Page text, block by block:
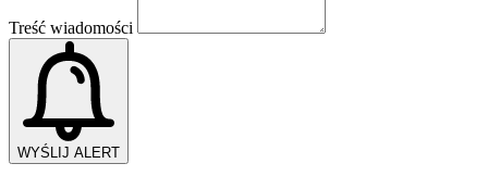
Treść wiadomości
WYŚLIJ ALERT